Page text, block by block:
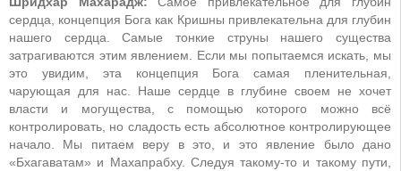
сердца, концепция Бога как Кришны привлекательна для глубин
нашего сердца. Самые тонкие струны нашего существа
затрагиваются этим явлением. Если мы попытаемся искать, мы
это увидим, эта концепция Бога самая пленительная,
чарующая для нас. Наше сердце в глубине своем не хочет
власти и могущества, с помощью которого можно всё
контролировать, но сладость есть абсолютное контролирующее
начало. Мы питаем веру в это, и это явление было дано
«Бхагаватам» и Махапрабху. Следуя такому-то и такому пути,